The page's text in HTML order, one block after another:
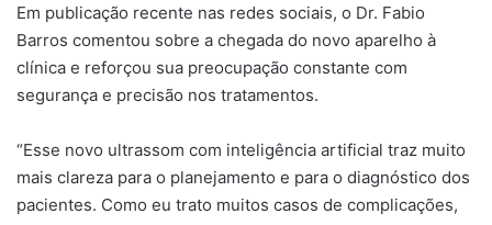
Em publicação recente nas redes sociais, o Dr. Fabio
Barros comentou sobre a chegada do novo aparelho à
clínica e reforçou sua preocupação constante com
segurança e precisão nos tratamentos.
“Esse novo ultrassom com inteligência artificial traz muito
mais clareza para o planejamento e para o diagnóstico dos
pacientes. Como eu trato muitos casos de complicações,